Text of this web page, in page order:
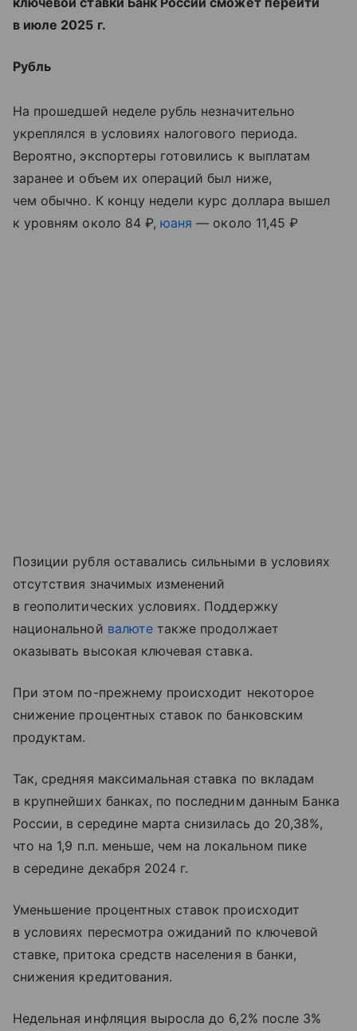
в июле 2025 г.
Рубль
На прошедшей неделе рубль незначительно
укреплялся в условиях налогового периода.
Вероятно, экспортеры готовились к выплатам
заранее и объем их операций был ниже,
чем обычно. К концу недели курс доллара вышел
к уровням около 84 ₽,юаня — около 11,45 ₽
Позиции рубля оставались сильными в условиях
отсутствия значимых изменений
в геополитических условиях. Поддержку
национальной валютетакже продолжает
оказывать высокая ключевая ставка.
При этом по-прежнему происходит некоторое
снижение процентных ставок по банковским
продуктам.
Так, средняя максимальная ставка по вкладам
в крупнейших банках, по последним данным Банка
России, в середине марта снизилась до 20,38%,
что на 1,9 п.п. меньше, чем на локальном пике
в середине декабря 2024 г.
Уменьшение процентных ставок происходит
в условиях пересмотра ожиданий по ключевой
ставке, притока средств населения в банки,
снижения кредитования.
Недельная инфляция выросла до 6,2% после 3%